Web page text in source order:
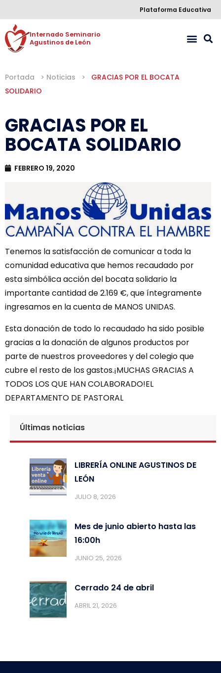
Plataforma Educativa
Internado Seminario
Agustinos de León
Portada > Noticias >
GRACIAS POR EL BOCATA
SOLIDARIO
GRACIAS POR EL
BOCATA SOLIDARIO
FEBRERO 19, 2020
Tenemos la satisfacción de comunicar a toda la
comunidad educativa que hemos recaudado por
esta simbólica acción del bocata solidario la
importante cantidad de 2.169 €, que íntegramente
ingresamos en la cuenta de MANOS UNIDAS.
Esta donación de todo lo recaudado ha sido posible
gracias a la donación de algunos productos por
parte de nuestros proveedores y del colegio que
cubre el resto de los gastos.¡MUCHAS GRACIAS A
TODOS LOS QUE HAN COLABORADO!EL
DEPARTAMENTO DE PASTORAL
Últimas noticias
LIBRERÍA ONLINE AGUSTINOS DE
LEÓN
JULIO 8, 2026
Mes de junio abierto hasta las
16:00h
JUNIO 25, 2026
Cerrado 24 de abril
ABRIL 21, 2026